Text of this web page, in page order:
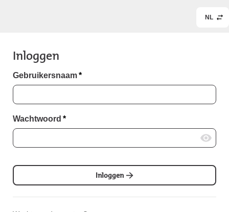
NL
Inloggen
Gebruikersnaam*
Wachtwoord *
Inloggen